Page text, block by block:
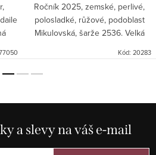
Ročník 2025, zemské, perlivé,
polosladké, růžové, podoblast
Mikulovská, šarže 2536. Velká
Kód: 20283
a slevy na váš e-mail